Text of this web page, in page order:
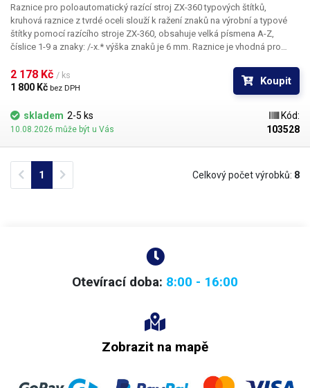
Raznice pro poloautomatický razící stroj ZX-360 typových štítků,
kruhová raznice z tvrdé oceli slouží k ražení znaků na výrobní a typové
štítky pomocí razícího stroje ZX-360, obsahuje velká písmena A-Z,
číslice 1-9 a znaky: /-x.* výška znaků je 6 mm. Raznice je vhodná pro
2 178 Kč / ks
1 800 Kč bez DPH
Koupit
skladem 2-5 ks
10.08.2026 může být u Vás
Kód:
103528
Previous
1 Celkový počet výrobků: 8
Otevírací doba: 8:00 - 16:00
Zobrazit na mapě